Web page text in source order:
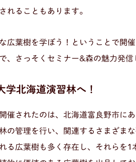
れることもあります。
広葉樹を学ぼう！ということで開
、さっそくセミナー&森の魅力発
学北海道演習林へ！
催されたのは、北海道富良野市に
の管理を行い、関連するさまざま
る広葉樹も多く存在し、それらを1